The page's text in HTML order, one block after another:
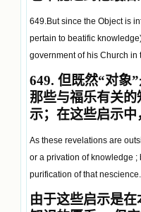
649.But since the Object is
pertain to beatific
government of his Church
649. 但既然“对象”
那些与福乐有关
示；在这些启示
As these revelations are
or a privation of knowledge
purification of that nescience.
由于这些启示是